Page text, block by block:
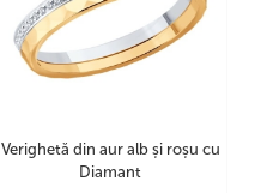
Verighetă din aur alb și roșu cu
Diamant